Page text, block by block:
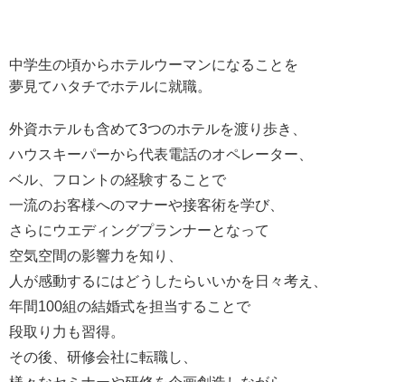
中学生の頃からホテルウーマンになることを
夢見てハタチでホテルに就職。
外資ホテルも含めて3つのホテルを渡り歩き、
ハウスキーパーから代表電話のオペレーター、
ベル、フロントの経験することで
一流のお客様へのマナーや接客術を学び、
さらにウエディングプランナーとなって
空気空間の影響力を知り、
人が感動するにはどうしたらいいかを日々考え、
年間100組の結婚式を担当することで
段取り力も習得。
その後、研修会社に転職し、